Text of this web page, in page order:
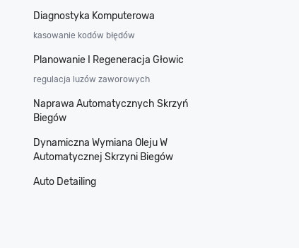
Diagnostyka Komputerowa
kasowanie kodów błędów
Planowanie I Regeneracja Głowic
regulacja luzów zaworowych
Naprawa Automatycznych Skrzyń
Biegów
Dynamiczna Wymiana Oleju W
Automatycznej Skrzyni Biegów
Auto Detailing